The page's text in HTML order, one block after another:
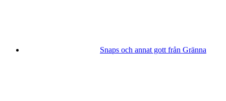
Snaps och annat gott från Gränna